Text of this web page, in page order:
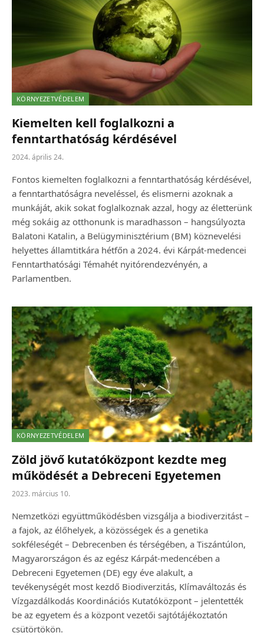
KÖRNYEZETVÉDELEM
Kiemelten kell foglalkozni a
fenntarthatóság kérdésével
2024. április 24.
Fontos kiemelten foglalkozni a fenntarthatóság kérdésével,
a fenntarthatóságra neveléssel, és elismerni azoknak a
munkáját, akik sokat foglalkoznak azzal, hogy az életterünk
még sokáig az otthonunk is maradhasson – hangsúlyozta
Balatoni Katalin, a Belügyminisztérium (BM) köznevelési
helyettes államtitkára hétfőn a 2024. évi Kárpát-medencei
Fenntarthatósági Témahét nyitórendezvényén, a
Parlamentben.
KÖRNYEZETVÉDELEM
Zöld jövő kutatóközpont kezdte meg
működését a Debreceni Egyetemen
2023. március 10.
Nemzetközi együttműködésben vizsgálja a biodiverzitást –
a fajok, az élőhelyek, a közösségek és a genetika
sokféleségét – Debrecenben és térségében, a Tiszántúlon,
Magyarországon és az egész Kárpát-medencében a
Debreceni Egyetemen (DE) egy éve alakult, a
tevékenységét most kezdő Biodiverzitás, Klímaváltozás és
Vízgazdálkodás Koordinációs Kutatóközpont – jelentették
be az egyetem és a központ vezetői sajtótájékoztatón
csütörtökön.